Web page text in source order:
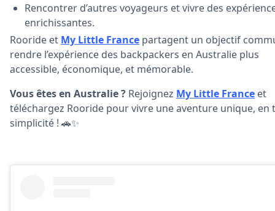
Rencontrer d’autres voyageurs et vivre des
enrichissantes.
Rooride et My Little France partagent un objectif
rendre l’expérience des backpackers en Australie plus
accessible, économique, et mémorable.
Vous êtes en Australie ? Rejoignez My Little France et
téléchargez Rooride pour vivre une aventure unique, en
simplicité ! 🚗✨